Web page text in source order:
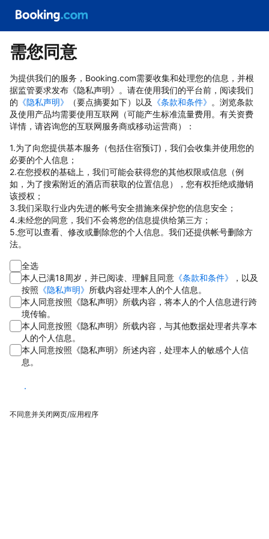
需您同意
为提供我们的服务，Booking.com需要收集和处理您的信息，并根
据监管要求发布《隐私声明》。请在使用我们的平台前，阅读我们
的 《隐私声明》 （要点摘要如下）以及 《条款和条件》 。浏览条款
及使用产品均需要使用互联网（可能产生标准流量费用。有关资费
详情，请咨询您的互联网服务商或移动运营商）：
1.为了向您提供基本服务（包括住宿预订)，我们会收集并使用您的
必要的个人信息；
2.在您授权的基础上，我们可能会获得您的其他权限或信息（例
如，为了搜索附近的酒店而获取的位置信息），您有权拒绝或撤销
该授权；
3.我们采取行业内先进的帐号安全措施来保护您的信息安全；
4.未经您的同意，我们不会将您的信息提供给第三方；
5.您可以查看、修改或删除您的个人信息。我们还提供帐号删除方
法。
全选
本人已满18周岁，并已阅读、理解且同意 《条款和条件》
，以及
按照 《隐私声明》 所载内容处理本人的个人信息。
本人同意按照《隐私声明》所载内容，将本人的个人信息进行跨
境传输。
本人同意按照《隐私声明》所载内容，与其他数据处理者共享本
人的个人信息。
本人同意按照《隐私声明》所述内容，处理本人的敏感个人信
息。
同意
不同意并关闭网页/应用程序